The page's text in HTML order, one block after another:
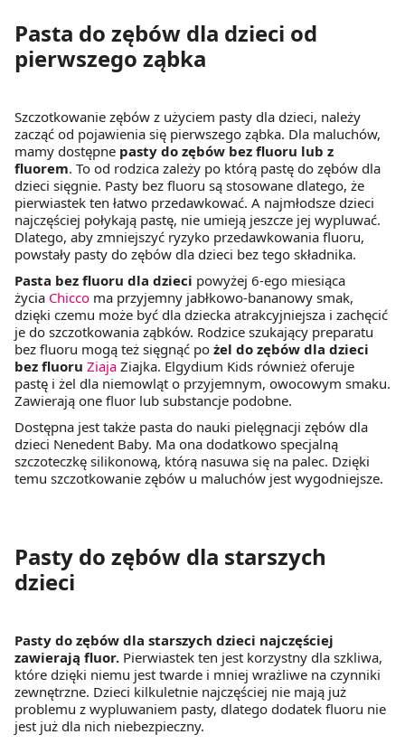
Pasta do zębów dla dzieci od
pierwszego ząbka
Szczotkowanie zębów z użyciem pasty dla dzieci, należy
zacząć od pojawienia się pierwszego ząbka. Dla maluchów,
mamy dostępne pasty do zębów bez fluoru lub z
fluorem. To od rodzica zależy po którą pastę do zębów dla
dzieci sięgnie. Pasty bez fluoru są stosowane dlatego, że
pierwiastek ten łatwo przedawkować. A najmłodsze dzieci
najczęściej połykają pastę, nie umieją jeszcze jej wypluwać.
Dlatego, aby zmniejszyć ryzyko przedawkowania fluoru,
powstały pasty do zębów dla dzieci bez tego składnika.
Pasta bez fluoru dla dzieci powyżej 6-ego miesiąca
życia Chicco ma przyjemny jabłkowo-bananowy smak,
dzięki czemu może być dla dziecka atrakcyjniejsza i zachęcić
je do szczotkowania ząbków. Rodzice szukający preparatu
bez fluoru mogą też sięgnąć po żel do zębów dla dzieci
bez fluoru Ziaja Ziajka. Elgydium Kids również oferuje
pastę i żel dla niemowląt o przyjemnym, owocowym smaku.
Zawierają one fluor lub substancje podobne.
Dostępna jest także pasta do nauki pielęgnacji zębów dla
dzieci Nenedent Baby. Ma ona dodatkowo specjalną
szczoteczkę silikonową, którą nasuwa się na palec. Dzięki
temu szczotkowanie zębów u maluchów jest wygodniejsze.
Pasty do zębów dla starszych
dzieci
Pasty do zębów dla starszych dzieci najczęściej
zawierają fluor. Pierwiastek ten jest korzystny dla szkliwa,
które dzięki niemu jest twarde i mniej wrażliwe na czynniki
zewnętrzne. Dzieci kilkuletnie najczęściej nie mają już
problemu z wypluwaniem pasty, dlatego dodatek fluoru nie
jest już dla nich niebezpieczny.